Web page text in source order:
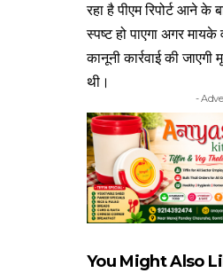
रहा है पीएम रिपोर्ट आने के
स्पष्ट हो पाएगा अगर
कानूनी कार्रवाई की
थी।
-
You Might Also